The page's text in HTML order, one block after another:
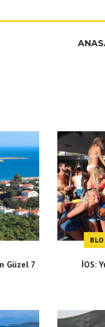
Güzel 7
İOS: